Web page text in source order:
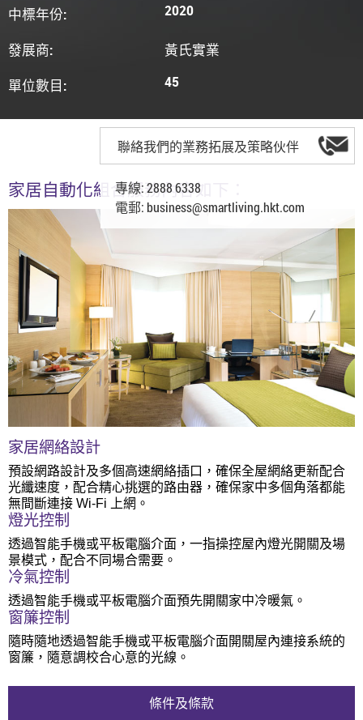
中標年份: 2020
發展商: 黃氏實業
單位數目: 45
聯絡我們的業務拓展及策略伙伴
專線: 2888 6338
電郵: business@smartliving.hkt.com
家居自動化組合服務內容如下：
家居網絡設計
預設網路設計及多個高速網絡插口，確保全屋網絡更新配合
光纖速度，配合精心挑選的路由器，確保家中多個角落都能
無間斷連接 Wi-Fi 上網。
燈光控制
透過智能手機或平板電腦介面，一指操控屋內燈光開關及場
景模式，配合不同場合需要。
冷氣控制
透過智能手機或平板電腦介面預先開關家中冷暖氣。
窗簾控制
隨時隨地透過智能手機或平板電腦介面開關屋內連接系統的
窗簾，隨意調校合心意的光線。
條件及條款